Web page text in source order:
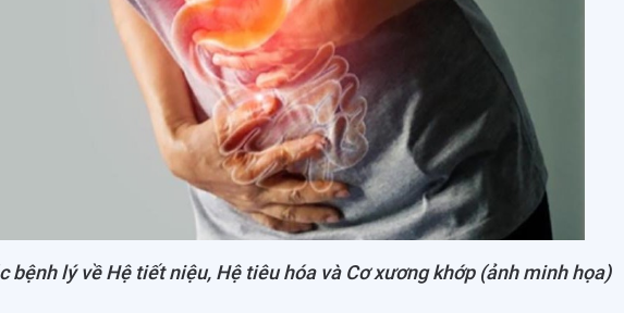
bệnh lý về Hệ tiết niệu, Hệ tiêu hóa và Cơ xương khớp (ảnh minh họa)